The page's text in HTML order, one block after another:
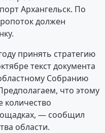
Архангельск. По
должен
принять стратегию
текст документа
Собранию
что этому
количество
— сообщил
области.